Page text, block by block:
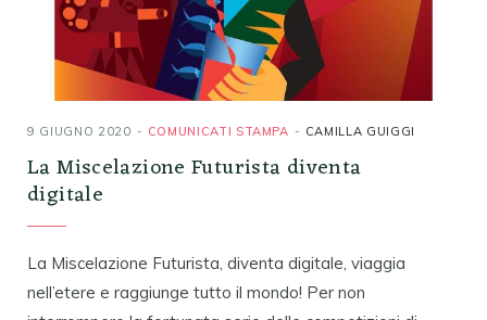
9 GIUGNO 2020 COMUNICATI STAMPA CAMILLA GUIGGI
La Miscelazione Futurista diventa
digitale
La Miscelazione Futurista, diventa digitale, viaggia
nell’etere e raggiunge tutto il mondo! Per non